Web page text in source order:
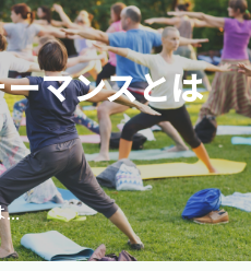
マンスとは